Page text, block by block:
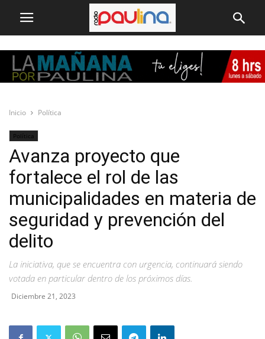
Inicio Política
Política
Avanza proyecto que
fortalece el rol de las
municipalidades en materia de
seguridad y prevención del
delito
La iniciativa, que se encuentra con urgencia, continuará siendo
votada en particular dentro de los próximos días.
Diciembre 21, 2023